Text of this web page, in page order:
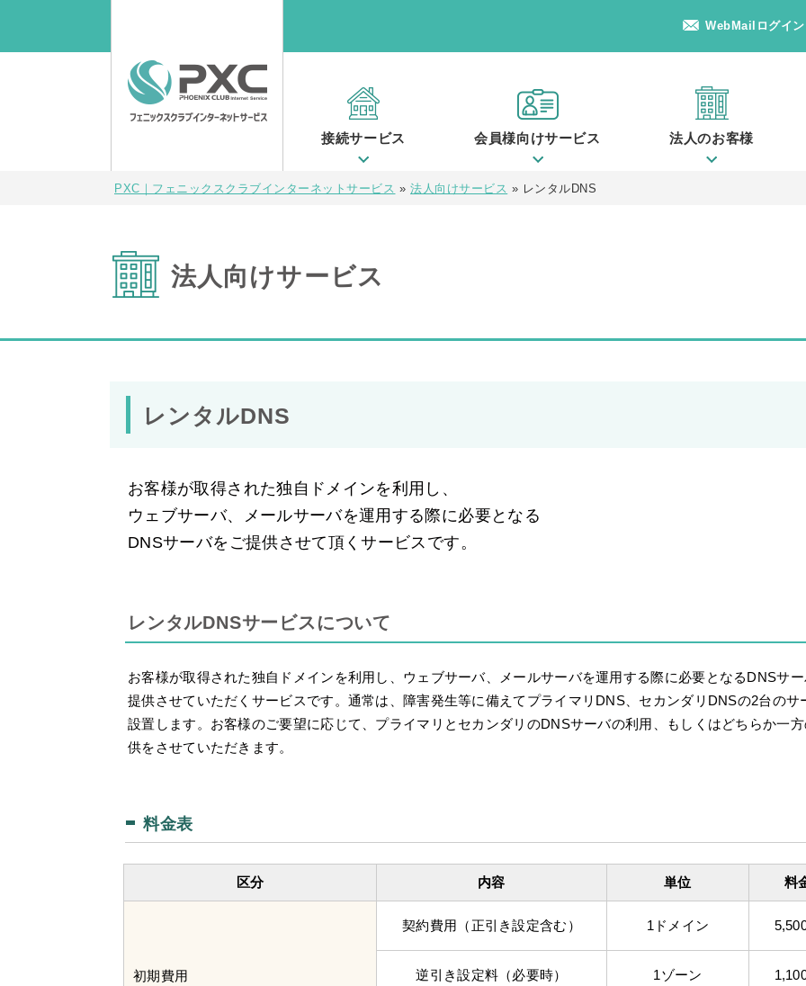
接続サービス 会員様向けサービス 法人のお客様
WebMailログイン
PXC｜フェニックスクラブインターネットサービス »法人向けサービス » レンタルDNS
法人向けサービス
レンタルDNS
お客様が取得された独自ドメインを利用し、
ウェブサーバ、メールサーバを運用する際に必要となる
DNSサーバをご提供させて頂くサービスです。
レンタルDNSサービスについて
お客様が取得された独自ドメインを利用し、ウェブサーバ、メールサーバを運用する際に必要となるDNSサ
提供させていただくサービスです。通常は、障害発生等に備えてプライマリDNS、セカンダリDNSの2台のサ
設置します。お客様のご要望に応じて、プライマリとセカンダリのDNSサーバの利用、もしくはどちらか一
供をさせていただきます。
料金表
区分 内容 単位 料
初期費用
契約費用（正引き設定含む） 1ドメイン
逆引き設定料（必要時） 1ゾーン